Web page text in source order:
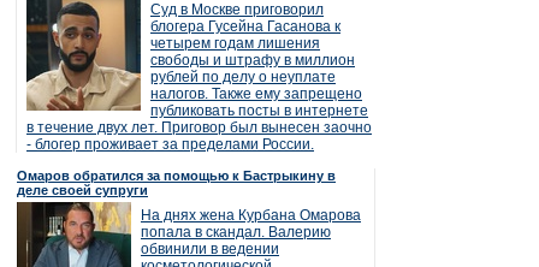
Суд в Москве приговорил
блогера Гусейна Гасанова к
четырем годам лишения
свободы и штрафу в миллион
рублей по делу о неуплате
налогов. Также ему запрещено
публиковать посты в интернете
в течение двух лет. Приговор был вынесен заочно
- блогер проживает за пределами России.
Омаров обратился за помощью к Бастрыкину в
деле своей супруги
На днях жена Курбана Омарова
попала в скандал. Валерию
обвинили в ведении